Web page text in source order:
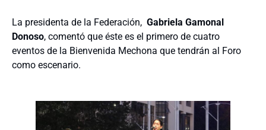
La presidenta de la Federación, Gabriela Gamonal
Donoso, comentó que éste es el primero de cuatro
eventos de la Bienvenida Mechona que tendrán al Foro
como escenario.